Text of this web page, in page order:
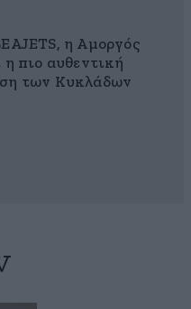
η Αμοργός
η πιο αυθεντική
των Κυκλάδων